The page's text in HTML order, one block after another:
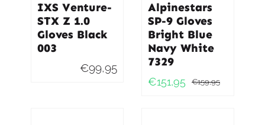
IXS Venture-
STX Z 1.0
Gloves Black
003
€99,95
Alpinestars
SP-9 Gloves
Bright Blue
Navy White
7329
€159,95
€151,95